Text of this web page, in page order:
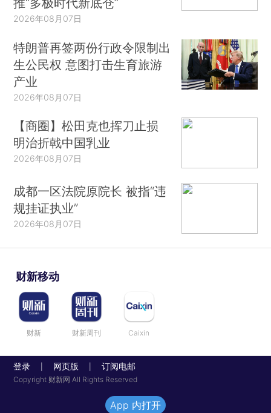
2026年08月07日
特朗普再签两份行政令限制出
生公民权 意图打击生育旅游
产业
2026年08月07日
【商圈】松田克也挥刀止损
明治折戟中国乳业
2026年08月07日
成都一区法院原院长 被指“违
规挂证执业”
2026年08月07日
财新移动
财新 财新周刊 Caixin
登录 网页版 订阅电邮
Copyright 财新网 All Rights Reserved
App 内打开